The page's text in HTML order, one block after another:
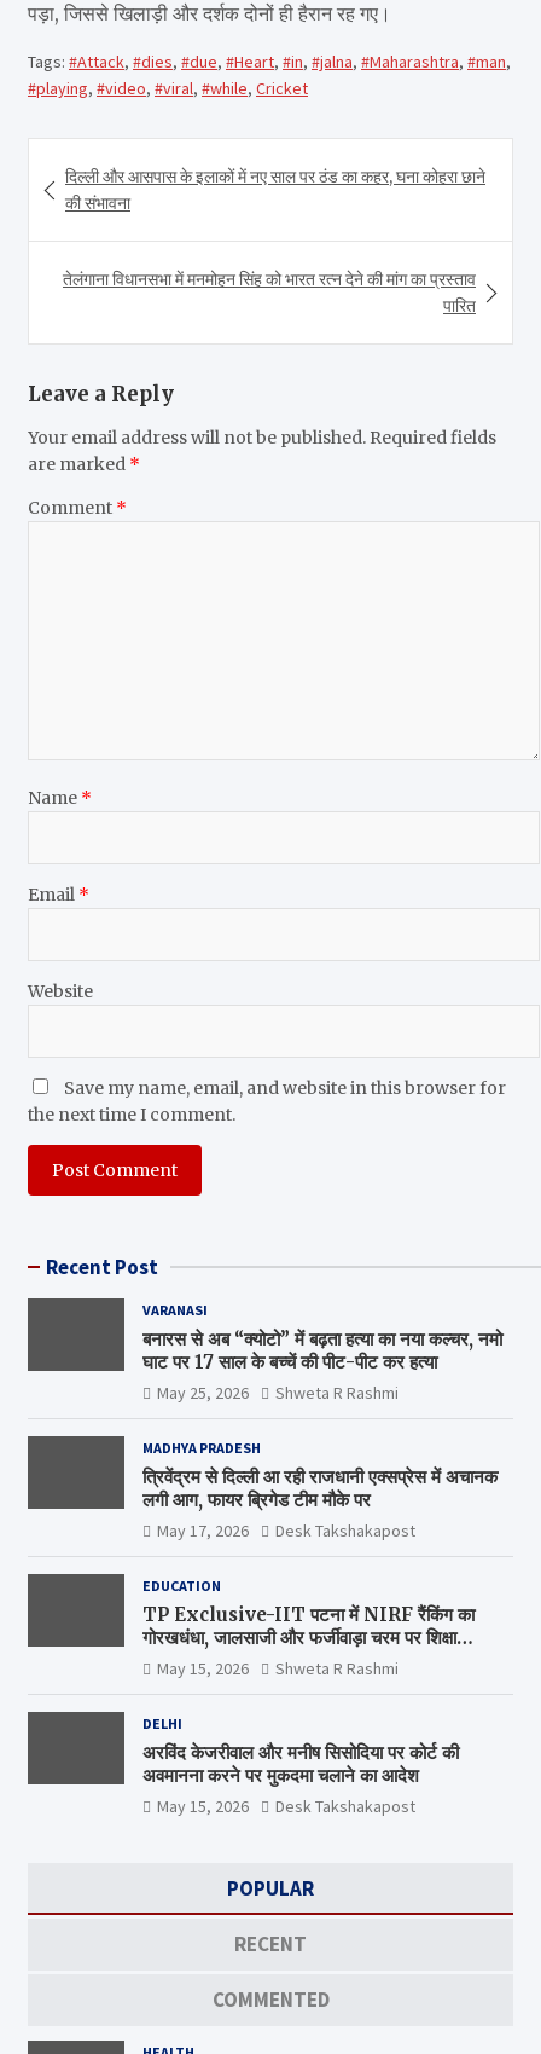
पड़ा, जिससे खिलाड़ी और दर्शक दोनों ही हैरान रह गए।
Tags: #Attack, #dies, #due, #Heart, #in, #jalna, #Maharashtra, #man,
#playing, #video, #viral, #while, Cricket
navigation
दिल्ली और आसपास के इलाकों में नए साल पर ठंड का कहर, घना कोहरा छाने
की संभावना
तेलंगाना विधानसभा में मनमोहन सिंह को भारत रत्न देने की मांग का प्रस्ताव
पारित
Leave a Reply
Your email address will not be published. Required fields
are marked *
Comment *
Name *
Email *
Website
Save my name, email, and website in this browser for
the next time I comment.
Recent Post
VARANASI
बनारस से अब “क्योटो” में बढ़ता हत्या का नया कल्चर, नमो
घाट पर 17 साल के बच्चें की पीट-पीट कर हत्या
May 25, 2026 Shweta R Rashmi
MADHYA PRADESH
त्रिवेंद्रम से दिल्ली आ रही राजधानी एक्सप्रेस में अचानक
लगी आग, फायर ब्रिगेड टीम मौके पर
May 17, 2026 Desk Takshakapost
EDUCATION
TP Exclusive-IIT पटना में NIRF रैंकिंग का
गोरखधंधा, जालसाजी और फर्जीवाड़ा चरम पर शिक्षा
मंत्रालय कब जागेगा ?
May 15, 2026 Shweta R Rashmi
DELHI
अरविंद केजरीवाल और मनीष सिसोदिया पर कोर्ट की
अवमानना करने पर मुकदमा चलाने का आदेश
May 15, 2026 Desk Takshakapost
POPULAR
RECENT
COMMENTED